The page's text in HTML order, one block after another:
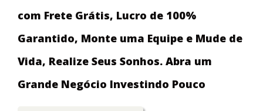
com Frete Grátis, Lucro de 100%
Garantido, Monte uma Equipe e Mude de
Vida, Realize Seus Sonhos. Abra um
Grande Negócio Investindo Pouco